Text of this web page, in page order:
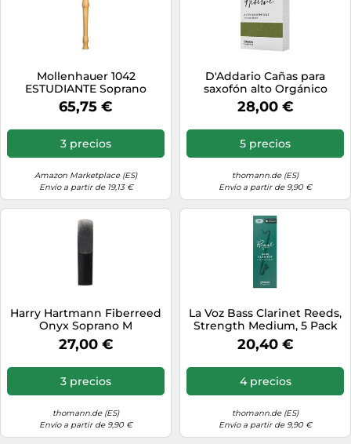
Mollenhauer 1042
ESTUDIANTE Soprano
Barroca Birnbaum
65,75 €
3 precios
Amazon Marketplace (ES)
Envío a partir de 19,13 €
D'Addario Cañas para
saxofón alto Orgánico
Reserve – Ecológica –
Fuerza 3.0, Paquete de 10
28,00 €
5 precios
thomann.de (ES)
Envío a partir de 9,90 €
Harry Hartmann Fiberreed
Onyx Soprano M
27,00 €
3 precios
thomann.de (ES)
Envío a partir de 9,90 €
La Voz Bass Clarinet Reeds,
Strength Medium, 5 Pack
20,40 €
4 precios
thomann.de (ES)
Envío a partir de 9,90 €